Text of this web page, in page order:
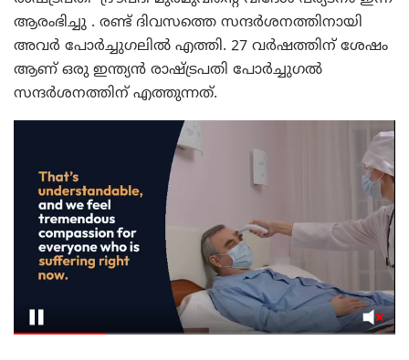
ആരംഭിച്ചു . രണ്ട് ദിവസത്തെ സന്ദർശനത്തിനായി
അവർ പോർച്ചുഗലിൽ എത്തി. 27 വർഷത്തിന് ശേഷം
ആണ് ഒരു ഇന്ത്യൻ രാഷ്ട്രപതി പോർച്ചുഗൽ
സന്ദർശനത്തിന് എത്തുന്നത്.